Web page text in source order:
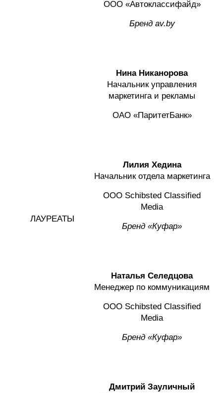
ЛАУРЕАТЫ
ООО «Автоклассифайд»
Бренд av.by
Нина Никанорова
Начальник управления
маркетинга и рекламы
ОАО «ПаритетБанк»
Лилия Хедина
Начальник отдела маркетинга
ООО Schibsted Classified
Mediа
Бренд «Куфар»
Наталья Селедцова
Менеджер по коммуникациям
ООО Schibsted Classified
Mediа
Бренд «Куфар»
Дмитрий Зауличный